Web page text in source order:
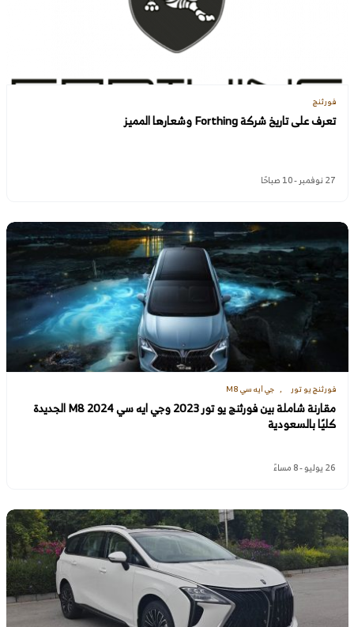
فورثنج
تعرف على تاريخ شركة Forthing وشعارها المميز
27 نوفمبر - 10 صباحًا
فورثنج يو تور جي ايه سي M8
مقارنة شاملة بين فورثنج يو تور 2023 وجي ايه سي M8 2024 الجديدة
كليًا بالسعودية
26 يوليو - 8 مساءً